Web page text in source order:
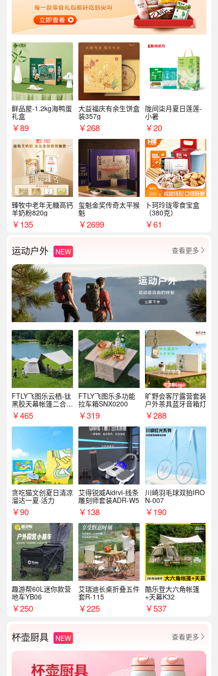
鲜品屋-1.2kg海鸭蛋
礼盒
￥89
大益福庆有余生饼盒
装357g
￥268
陇间柒月夏日莲莲-
小暑
￥20
臻牧中老年无糖高钙
羊奶粉820g
￥135
玺魁金奖传奇太平猴
魁
￥2699
卜珂玲珑零食宝盒
（380克）
￥61
运动户外 NEW 查看更多 
FTLY飞图乐云栖-钛
黑胶天幕帐篷二合一
TMTZ0201
￥465
FTLY飞图乐多功能
拉车箱SNX0200
￥319
旷野会客厅露营套装
户外茶具蓝牙音箱灯
￥288
贪吃猫文创夏日清凉
溜达一夏·活力
￥90
艾得锐威Aidrvi-线条
雕刻师套装ADR-W5
￥138
川崎羽毛球双拍IRO
N-007
￥190
趣游帮60L迷你款营
地车YB06
￥250
艾瑞迪长桌折叠五件
套R-115
￥225
酷乐登大六角帐篷
+天幕K32
￥537
杯壶厨具 NEW 查看更多 